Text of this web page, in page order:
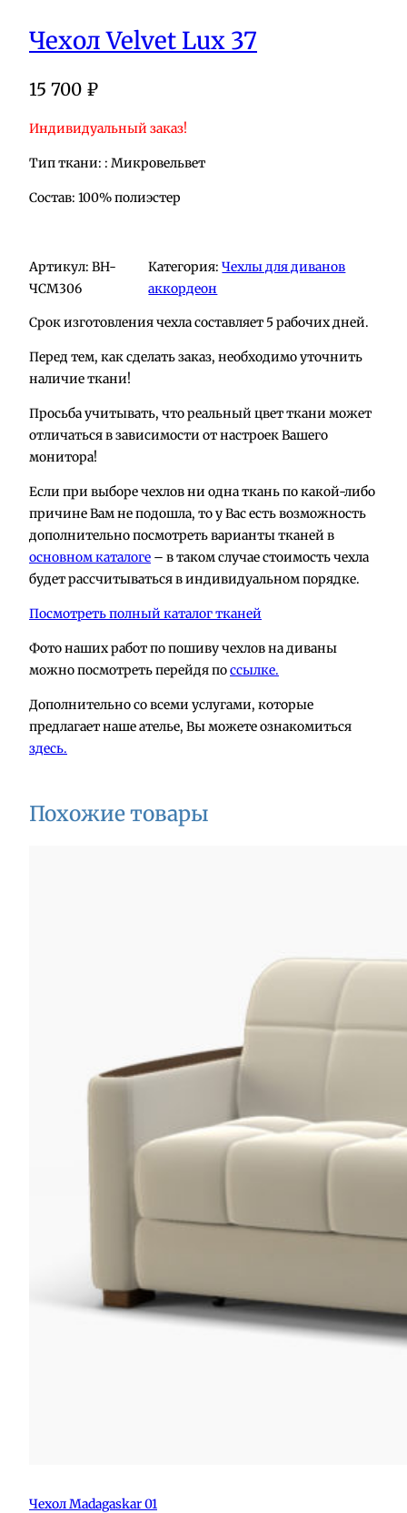
Чехол Velvet Lux 37
15 700 ₽
Индивидуальный заказ!
Тип ткани: : Микровельвет
Состав: 100% полиэстер
Артикул: BH-
ЧСМ306
Категория:Чехлы для диванов
аккордеон
Срок изготовления чехла составляет 5 рабочих дней.
Перед тем, как сделать заказ, необходимо уточнить
наличие ткани!
Просьба учитывать, что реальный цвет ткани может
отличаться в зависимости от настроек Вашего
монитора!
Если при выборе чехлов ни одна ткань по какой-либо
причине Вам не подошла, то у Вас есть возможность
дополнительно посмотреть варианты тканей в
основном каталоге – в таком случае стоимость чехла
будет рассчитываться в индивидуальном порядке.
Посмотреть полный каталог тканей
Фото наших работ по пошиву чехлов на диваны
можно посмотреть перейдя поссылке.
Дополнительно со всеми услугами, которые
предлагает наше ателье, Вы можете ознакомиться
здесь.
Похожие товары
Чехол Madagaskar 01